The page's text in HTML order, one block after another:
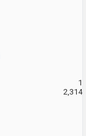
1
2,314